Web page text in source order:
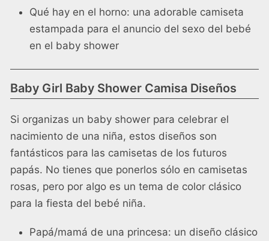
Qué hay en el horno: una adorable camiseta
estampada para el anuncio del sexo del bebé
en el baby shower
Baby Girl Baby Shower Camisa Diseños
Si organizas un baby shower para celebrar el
nacimiento de una niña, estos diseños son
fantásticos para las camisetas de los futuros
papás. No tienes que ponerlos sólo en camisetas
rosas, pero por algo es un tema de color clásico
para la fiesta del bebé niña.
Papá/mamá de una princesa: un diseño clásico